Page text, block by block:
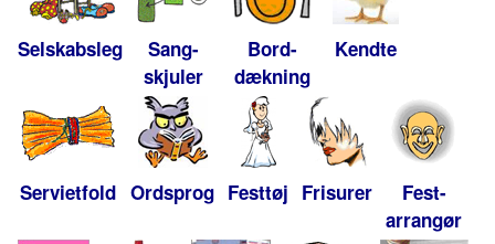
Selskabsleg
Sang-
skjuler
Bord-
dækning
Kendte
Servietfold Ordsprog Festtøj Frisurer
Fest-
arrangør